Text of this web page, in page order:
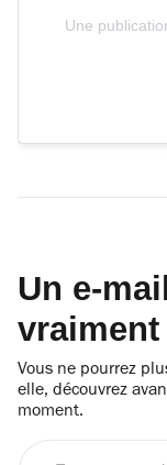
Une
Un e-
vraiment
Vous ne pourrez
elle, découvrez
moment.